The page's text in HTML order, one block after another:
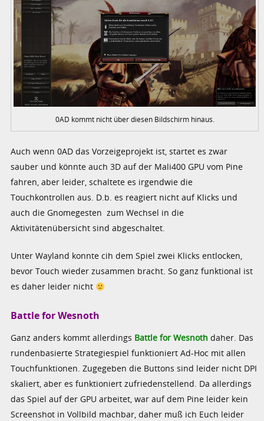
0AD kommt nicht über diesen Bildschirm hinaus.
Auch wenn 0AD das Vorzeigeprojekt ist, startet es zwar
sauber und könnte auch 3D auf der Mali400 GPU vom Pine
fahren, aber leider, schaltete es irgendwie die
Touchkontrollen aus. D.b. es reagiert nicht auf Klicks und
auch die Gnomegesten zum Wechsel in die
Aktivitätenübersicht sind abgeschaltet.
Unter Wayland konnte cih dem Spiel zwei Klicks entlocken,
bevor Touch wieder zusammen bracht. So ganz funktional ist
es daher leider nicht
Battle for Wesnoth
Ganz anders kommt allerdings Battle for Wesnoth daher. Das
rundenbasierte Strategiespiel funktioniert Ad-Hoc mit allen
Touchfunktionen. Zugegeben die Buttons sind leider nicht DPI
skaliert, aber es funktioniert zufriedenstellend. Da allerdings
das Spiel auf der GPU arbeitet, war auf dem Pine leider kein
Screenshot in Vollbild machbar, daher muß ich Euch leider